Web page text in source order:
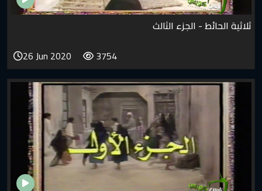
ثلاثية الحائط - الجزء الثالث
3754
26 Jun 2020